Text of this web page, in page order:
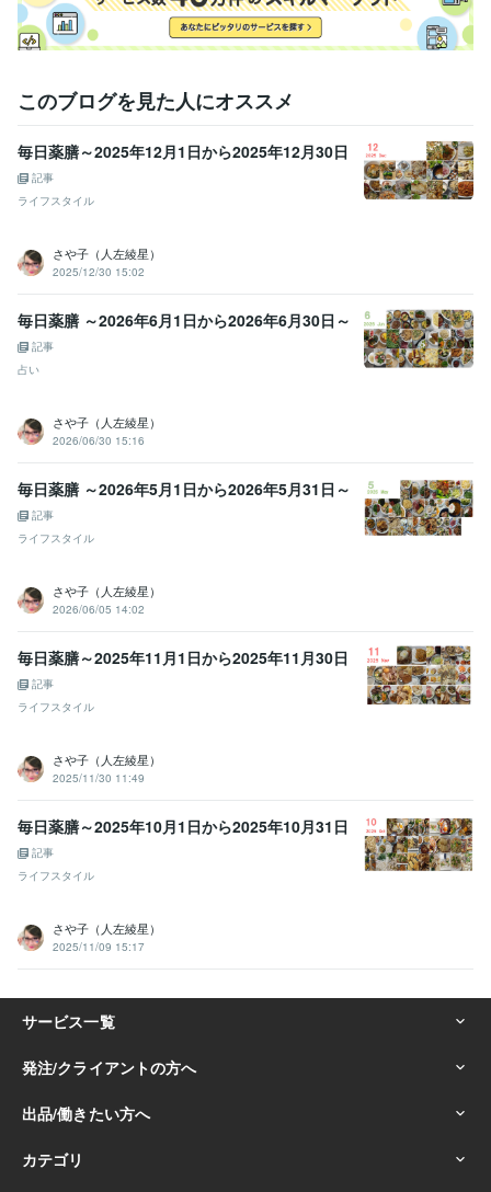
【出版】 楽天証券『美人のマネ活』【寄稿】 現代語訳『家相秘伝
書』上巻　【出版】
雑誌取材（台湾の雑誌です）
透水コンクリート
打設パネル「Dotcon」の商品紹介
資格・検定
1級建築士 取得年 : 2008年
防災士
福祉住環境コーディネーター 取得年 : 2005年
風水アドバイザー
Google スプレッドシート:10年Google スライド:10年
Google ドキュメント:10年
Word:25年
Google Analytics:10年
ChatGPT:3年
得意分野
占い関連
の記事・その他監修 間取りの修正案のアドバイス
風水 八宅方位
陰陽五行説
中医学
パワースポット
家相相談
土地の安全性
学歴
早稲田大学 2001年3月 ~ 2007年2月
このブログを見た人にオススメ
毎日薬膳～2025年12月1日から2025年12月30日
記事
ライフスタイル
さや子（人左綾星）
2025/12/30 15:02
毎日薬膳 ～2026年6月1日から2026年6月30日～
記事
占い
さや子（人左綾星）
2026/06/30 15:16
毎日薬膳 ～2026年5月1日から2026年5月31日～
記事
ライフスタイル
さや子（人左綾星）
2026/06/05 14:02
毎日薬膳～2025年11月1日から2025年11月30日
記事
ライフスタイル
さや子（人左綾星）
2025/11/30 11:49
毎日薬膳～2025年10月1日から2025年10月31日
記事
ライフスタイル
さや子（人左綾星）
2025/11/09 15:17